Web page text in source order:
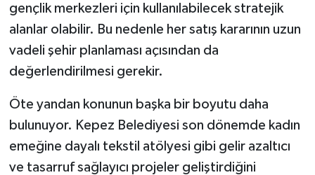
gençlik merkezleri için kullanılabilecek stratejik
alanlar olabilir. Bu nedenle her satış kararının uzun
vadeli şehir planlaması açısından da
değerlendirilmesi gerekir.
Öte yandan konunun başka bir boyutu daha
bulunuyor. Kepez Belediyesi son dönemde kadın
emeğine dayalı tekstil atölyesi gibi gelir azaltıcı
ve tasarruf sağlayıcı projeler geliştirdiğini